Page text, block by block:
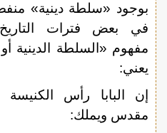
بوجود «سلطة دينية»
في بعض فترات
مفهوم «السلطة الدينية
يعني:
إن البابا رأس
مقدس ويملك: